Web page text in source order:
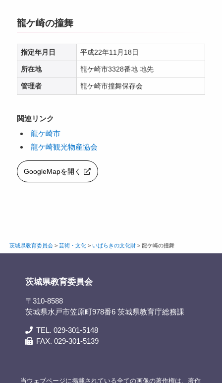
龍ケ崎の撞舞
指定年月日 平成22年11月18日
所在地 龍ケ崎市3328番地 地先
管理者 龍ケ崎市撞舞保存会
関連リンク
龍ケ崎市
龍ケ崎観光物産協会
GoogleMapを開く
茨城県教育委員会> 芸術・文化> いばらきの文化財> 龍ケ崎の撞舞
茨城県教育委員会
〒310-8588
茨城県水戸市笠原町978番6 茨城県教育庁総務課
TEL. 029-301-5148
FAX. 029-301-5139
当ウェブページに掲載されている全ての画像の著作権は、著作